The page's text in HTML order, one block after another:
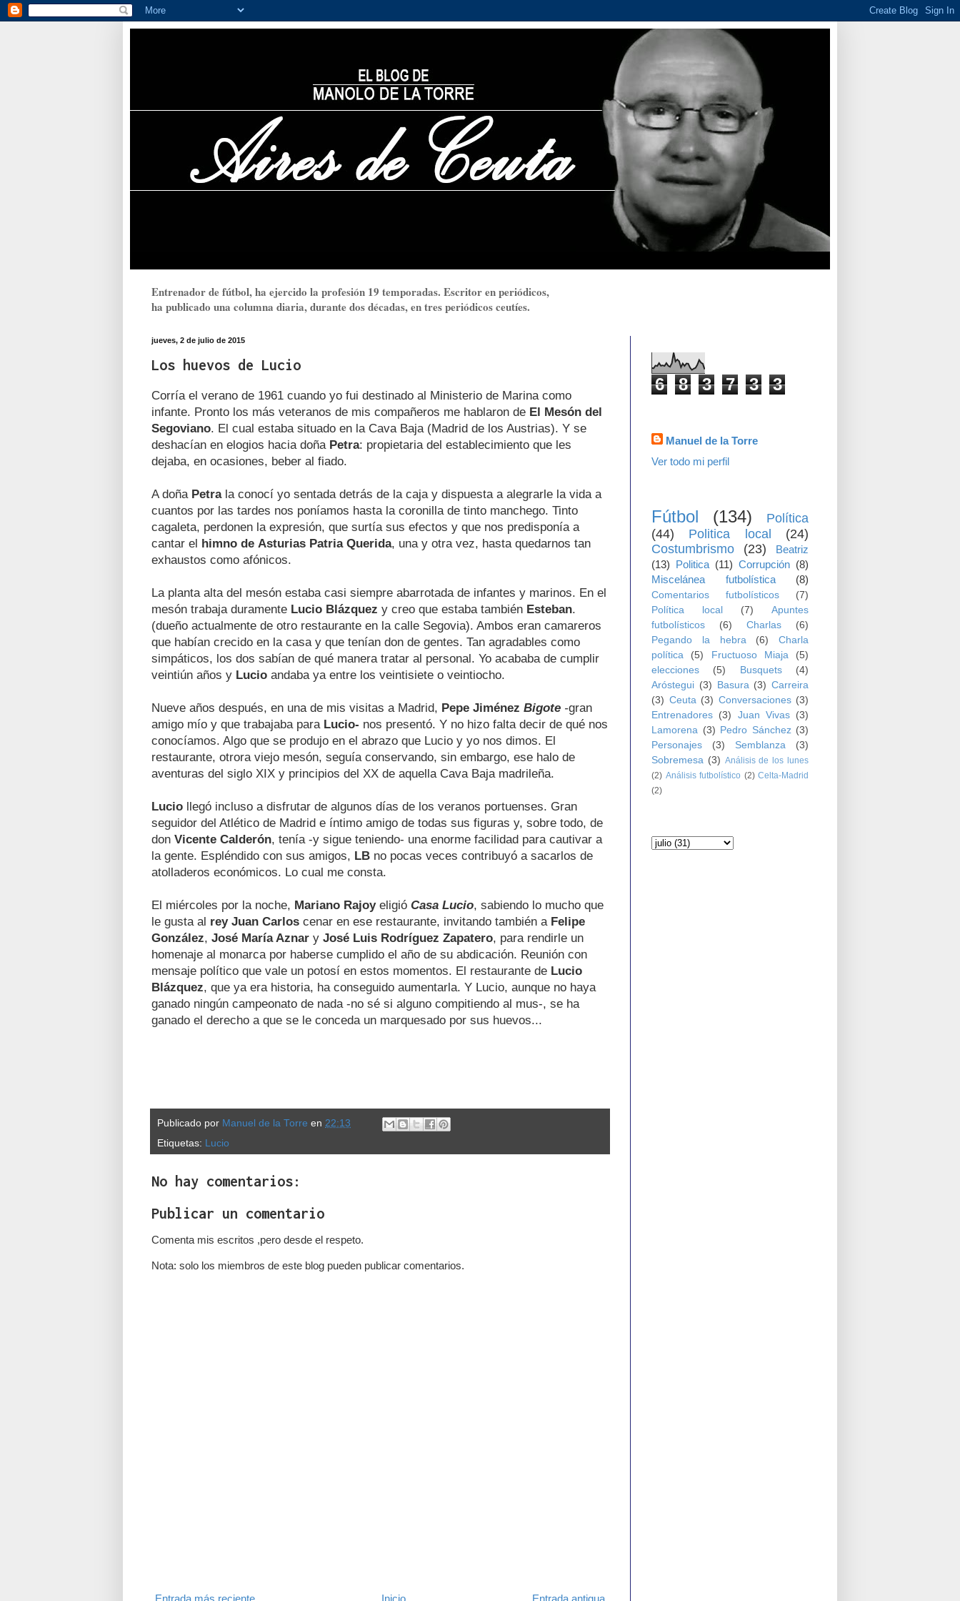
Entrenador de fútbol, ha ejercido la profesión 19 temporadas. Escritor en periódicos,
ha publicado una columna diaria, durante dos décadas, en tres periódicos ceutíes.
jueves, 2 de julio de 2015
Los huevos de Lucio
Corría el verano de 1961 cuando yo fui destinado al Ministerio de Marina como
infante. Pronto los más veteranos de mis compañeros me hablaron de El Mesón del
Segoviano. El cual estaba situado en la Cava Baja (Madrid de los Austrias). Y se
deshacían en elogios hacia doña Petra: propietaria del establecimiento que les
dejaba, en ocasiones, beber al fiado.
A doña Petra la conocí yo sentada detrás de la caja y dispuesta a alegrarle la vida a
cuantos por las tardes nos poníamos hasta la coronilla de tinto manchego. Tinto
cagaleta, perdonen la expresión, que surtía sus efectos y que nos predisponía a
cantar el himno de Asturias Patria Querida, una y otra vez, hasta quedarnos tan
exhaustos como afónicos.
La planta alta del mesón estaba casi siempre abarrotada de infantes y marinos. En el
mesón trabaja duramente Lucio Blázquez y creo que estaba también Esteban.
(dueño actualmente de otro restaurante en la calle Segovia). Ambos eran camareros
que habían crecido en la casa y que tenían don de gentes. Tan agradables como
simpáticos, los dos sabían de qué manera tratar al personal. Yo acababa de cumplir
veintiún años y Lucio andaba ya entre los veintisiete o veintiocho.
Nueve años después, en una de mis visitas a Madrid, Pepe Jiménez Bigote -gran
amigo mío y que trabajaba para Lucio- nos presentó. Y no hizo falta decir de qué nos
conocíamos. Algo que se produjo en el abrazo que Lucio y yo nos dimos. El
restaurante, otrora viejo mesón, seguía conservando, sin embargo, ese halo de
aventuras del siglo XIX y principios del XX de aquella Cava Baja madrileña.
Lucio llegó incluso a disfrutar de algunos días de los veranos portuenses. Gran
seguidor del Atlético de Madrid e íntimo amigo de todas sus figuras y, sobre todo, de
don Vicente Calderón, tenía -y sigue teniendo- una enorme facilidad para cautivar a
la gente. Espléndido con sus amigos, LB no pocas veces contribuyó a sacarlos de
atolladeros económicos. Lo cual me consta.
El miércoles por la noche, Mariano Rajoyeligió Casa Lucio, sabiendo lo mucho que
le gusta al rey Juan Carlos cenar en ese restaurante, invitando también a Felipe
González, José María Aznar y José Luis Rodríguez Zapatero, para rendirle un
homenaje al monarca por haberse cumplido el año de su abdicación. Reunión con
mensaje político que vale un potosí en estos momentos. El restaurante de Lucio
Blázquez, que ya era historia, ha conseguido aumentarla. Y Lucio, aunque no haya
ganado ningún campeonato de nada -no sé si alguno compitiendo al mus-, se ha
ganado el derecho a que se le conceda un marquesado por sus huevos...
Publicado por Manuel de la Torre en 22:13
Etiquetas: Lucio
No hay comentarios:
Publicar un comentario
Comenta mis escritos ,pero desde el respeto.
Nota: solo los miembros de este blog pueden publicar comentarios.
Entrada más reciente Entrada antigua
Inicio
6 8 3 7 3 3
Manuel de la Torre
Ver todo mi perfil
Fútbol (134)
Política
(44)
Politica local
(24)
Costumbrismo
(23)
Beatriz
(13) Politica (11) Corrupción (8)
Miscelánea futbolística
(8)
Comentarios futbolísticos
(7)
Política local
(7)
Apuntes
futbolísticos
(6) Charlas
(6)
Pegando la hebra
(6)
Charla
política
(5) Fructuoso Miaja
(5)
elecciones
(5) Busquets
(4)
Aróstegui (3) Basura (3) Carreira
(3) Ceuta (3) Conversaciones (3)
Entrenadores (3) Juan Vivas
(3)
Lamorena (3) Pedro Sánchez (3)
Personajes
(3) Semblanza
(3)
Sobremesa (3) Análisis de los lunes
(2) Análisis futbolístico (2) Celta-Madrid
(2)